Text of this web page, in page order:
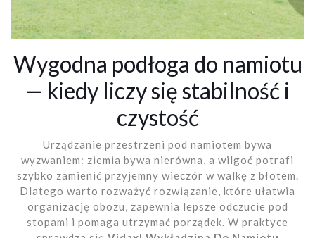
Wygodna podłoga do namiotu
— kiedy liczy się stabilność i
czystość
Urządzanie przestrzeni pod namiotem bywa
wyzwaniem: ziemia bywa nierówna, a wilgoć potrafi
szybko zamienić przyjemny wieczór w walkę z błotem.
Dlatego warto rozważyć rozwiązanie, które ułatwia
organizację obozu, zapewnia lepsze odczucie pod
stopami i pomaga utrzymać porządek. W praktyce